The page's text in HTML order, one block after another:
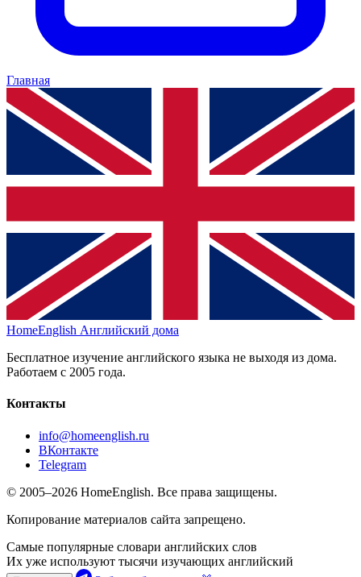
Главная
HomeEnglish Английский дома
Бесплатное изучение английского языка не выходя из дома.
Работаем с 2005 года.
Контакты
info@homeenglish.ru
ВКонтакте
Telegram
© 2005–2026 HomeEnglish. Все права защищены.
Копирование материалов сайта запрещено.
Самые популярные словари английских слов
Их уже используют тысячи изучающих английский